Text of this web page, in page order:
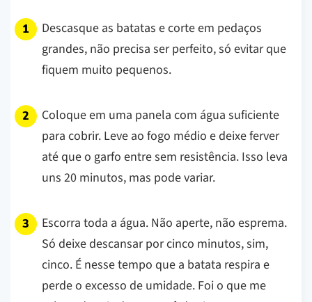
Descasque as batatas e corte em pedaços
grandes, não precisa ser perfeito, só evitar que
fiquem muito pequenos.
Coloque em uma panela com água suficiente
para cobrir. Leve ao fogo médio e deixe ferver
até que o garfo entre sem resistência. Isso leva
uns 20 minutos, mas pode variar.
Escorra toda a água. Não aperte, não esprema.
Só deixe descansar por cinco minutos, sim,
cinco. É nesse tempo que a batata respira e
perde o excesso de umidade. Foi o que me